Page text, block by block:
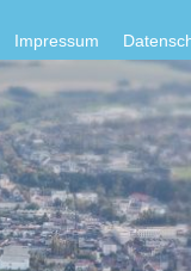
Impressum